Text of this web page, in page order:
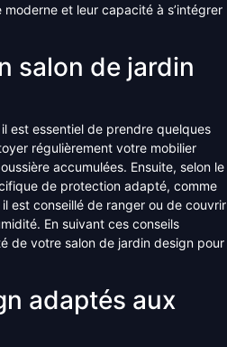
et leur capacité à s’intégrer
salon de jardin
est essentiel de prendre quelques
régulièrement votre mobilier
accumulées. Ensuite, selon le
de protection adapté, comme
est conseillé de ranger ou de couvrir
En suivant ces conseils
de votre salon de jardin design pour
adaptés aux